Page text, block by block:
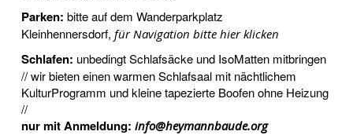
Parken: bitte auf dem Wanderparkplatz
Kleinhennersdorf,für Navigation bitte hier klicken
Schlafen: unbedingt Schlafsäcke und IsoMatten mitbringen
// wir bieten einen warmen Schlafsaal mit nächtlichem
KulturProgramm und kleine tapezierte Boofen ohne Heizung
//
nur mit Anmeldung:info@heymannbaude.org